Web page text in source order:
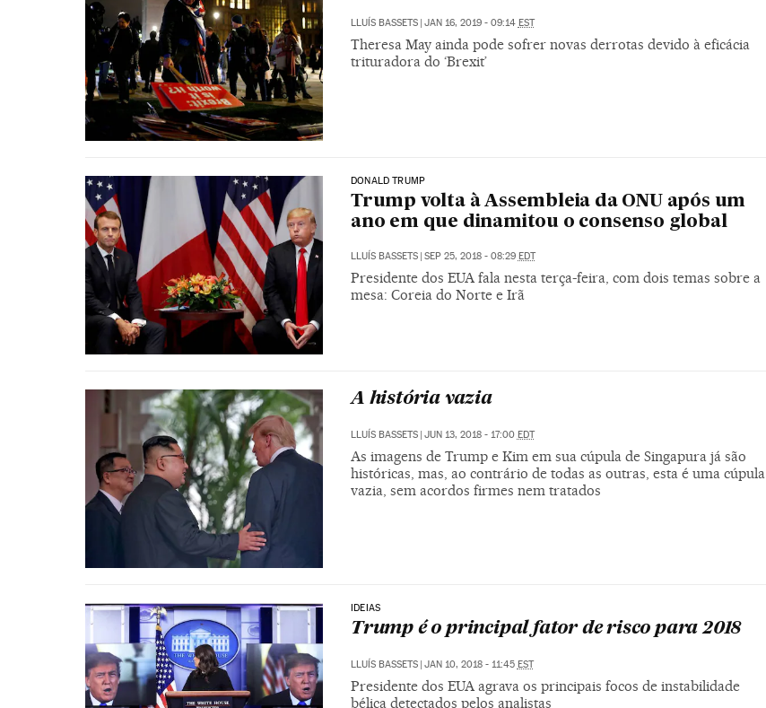
LLUÍS BASSETS JAN 16, 2019 - 09:14 EST
Theresa May ainda pode sofrer novas derrotas devido à eficácia
trituradora do ‘Brexit’
DONALD TRUMP
Trump volta à Assembleia da ONU após um
ano em que dinamitou o consenso global
LLUÍS BASSETS SEP 25, 2018 - 08:29 EDT
Presidente dos EUA fala nesta terça-feira, com dois temas sobre a
mesa: Coreia do Norte e Irã
A história vazia
LLUÍS BASSETS | JUN 13, 2018 - 17:00 EDT
As imagens de Trump e Kim em sua cúpula de Singapura já são
históricas, mas, ao contrário de todas as outras, esta é uma cúpula
vazia, sem acordos firmes nem tratados
IDEIAS
Trump é o principal fator de risco para 2018
LLUÍS BASSETS JAN 10, 2018 - 11:45 EST
Presidente dos EUA agrava os principais focos de instabilidade
bélica detectados pelos analistas